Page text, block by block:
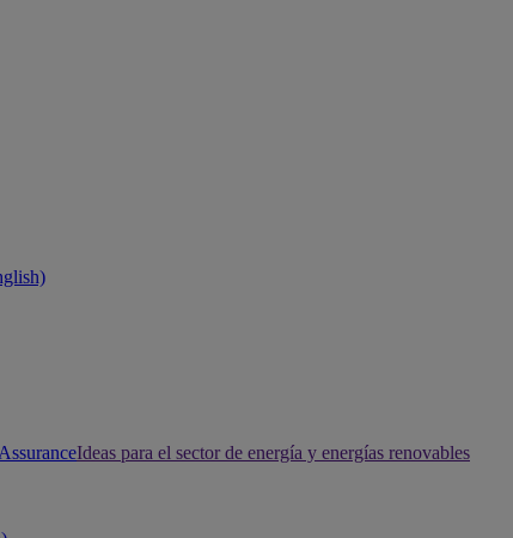
Ideas para el sector de energía y energías renovables